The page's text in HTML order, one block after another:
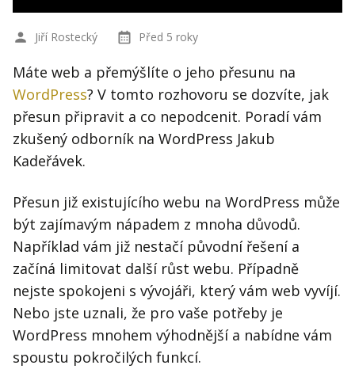
Jiří Rostecký Před 5 roky
Máte web a přemýšlíte o jeho přesunu na
WordPress? V tomto rozhovoru se dozvíte, jak
přesun připravit a co nepodcenit. Poradí vám
zkušený odborník na WordPress Jakub
Kadeřávek.
Přesun již existujícího webu na WordPress může
být zajímavým nápadem z mnoha důvodů.
Například vám již nestačí původní řešení a
začíná limitovat další růst webu. Případně
nejste spokojeni s vývojáři, který vám web vyvíjí.
Nebo jste uznali, že pro vaše potřeby je
WordPress mnohem výhodnější a nabídne vám
spoustu pokročilých funkcí.